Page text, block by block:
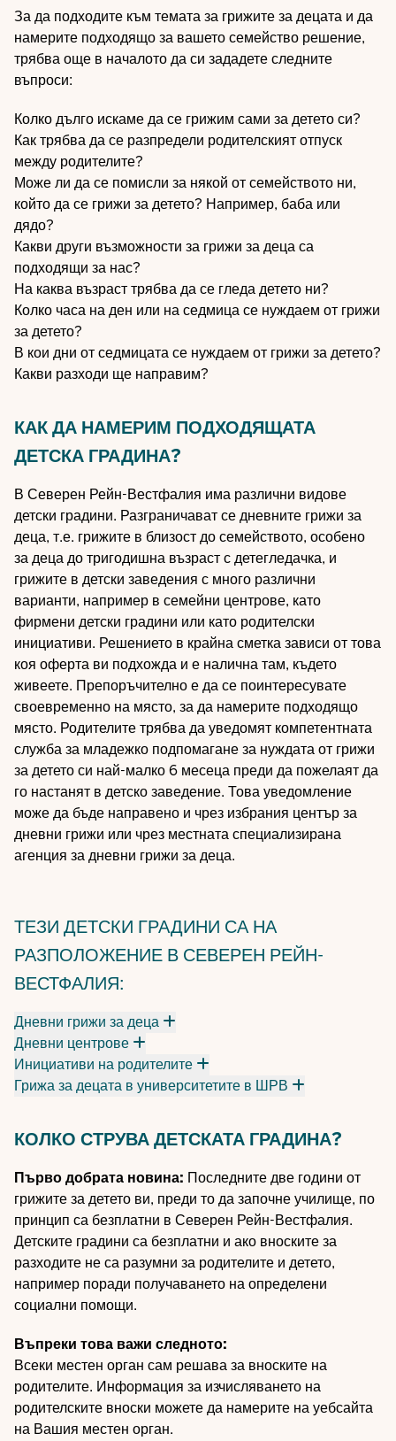
За да подходите към темата за грижите за децата и да
намерите подходящо за вашето семейство решение,
трябва още в началото да си зададете следните
въпроси:
Колко дълго искаме да се грижим сами за детето си?
Как трябва да се разпредели родителският отпуск
между родителите?
Може ли да се помисли за някой от семейството ни,
който да се грижи за детето? Например, баба или
дядо?
Какви други възможности за грижи за деца са
подходящи за нас?
На каква възраст трябва да се гледа детето ни?
Колко часа на ден или на седмица се нуждаем от грижи
за детето?
В кои дни от седмицата се нуждаем от грижи за детето?
Какви разходи ще направим?
КАК ДА НАМЕРИМ ПОДХОДЯЩАТА
ДЕТСКА ГРАДИНА?
В Северен Рейн-Вестфалия има различни видове
детски градини. Разграничават се дневните грижи за
деца, т.е. грижите в близост до семейството, особено
за деца до тригодишна възраст с детегледачка, и
грижите в детски заведения с много различни
варианти, например в семейни центрове, като
фирмени детски градини или като родителски
инициативи. Решението в крайна сметка зависи от това
коя оферта ви подхожда и е налична там, където
живеете. Препоръчително е да се поинтересувате
своевременно на място, за да намерите подходящо
място. Родителите трябва да уведомят компетентната
служба за младежко подпомагане за нуждата от грижи
за детето си най-малко 6 месеца преди да пожелаят да
го настанят в детско заведение. Това уведомление
може да бъде направено и чрез избрания център за
дневни грижи или чрез местната специализирана
агенция за дневни грижи за деца.
ТЕЗИ ДЕТСКИ ГРАДИНИ СА НА
РАЗПОЛОЖЕНИЕ В СЕВЕРЕН РЕЙН-
ВЕСТФАЛИЯ:
Дневни грижи за деца
Дневни центрове
Инициативи на родителите
Грижа за децата в университетите в ШРВ
КОЛКО СТРУВА ДЕТСКАТА ГРАДИНА?
Първо добрата новина: Последните две години от
грижите за детето ви, преди то да започне училище, по
принцип са безплатни в Северен Рейн-Вестфалия.
Детските градини са безплатни и ако вноските за
разходите не са разумни за родителите и детето,
например поради получаването на определени
социални помощи.
Въпреки това важи следното:
Всеки местен орган сам решава за вноските на
родителите. Информация за изчисляването на
родителските вноски можете да намерите на уебсайта
на Вашия местен орган.